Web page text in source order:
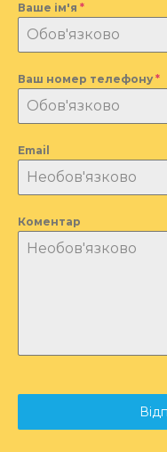
Ваше ім'я *
Ваш номер телефону *
Email
Коментар